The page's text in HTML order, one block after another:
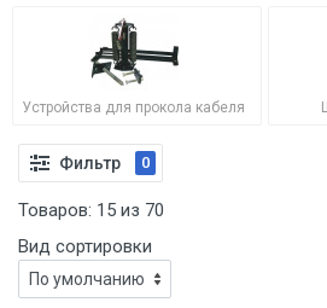
Устройства для прокола кабеля
Фильтр 0
Товаров: 15 из 70
Вид сортировки